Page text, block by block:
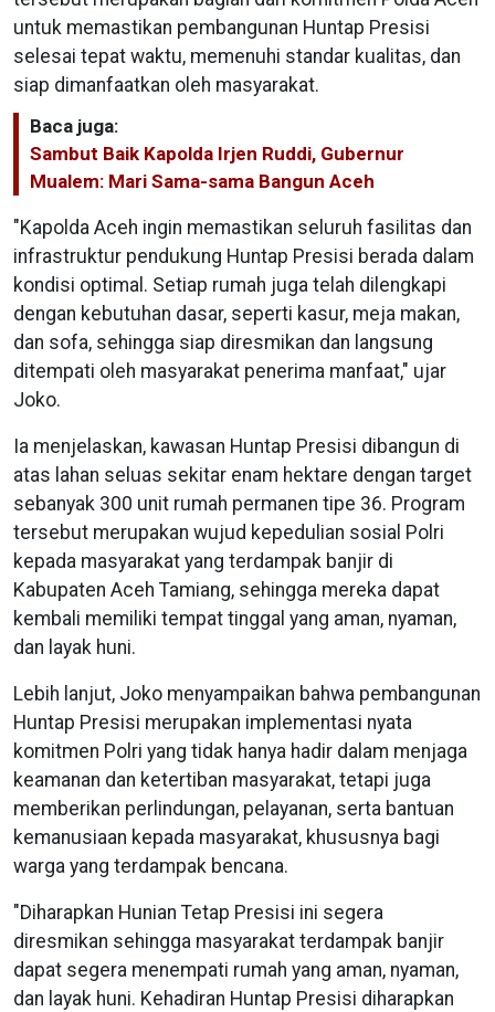
untuk memastikan pembangunan Huntap Presisi
selesai tepat waktu, memenuhi standar kualitas, dan
siap dimanfaatkan oleh masyarakat.
Baca juga:
Sambut Baik Kapolda Irjen Ruddi, Gubernur
Mualem: Mari Sama-sama Bangun Aceh
"Kapolda Aceh ingin memastikan seluruh fasilitas dan
infrastruktur pendukung Huntap Presisi berada dalam
kondisi optimal. Setiap rumah juga telah dilengkapi
dengan kebutuhan dasar, seperti kasur, meja makan,
dan sofa, sehingga siap diresmikan dan langsung
ditempati oleh masyarakat penerima manfaat," ujar
Joko.
Ia menjelaskan, kawasan Huntap Presisi dibangun di
atas lahan seluas sekitar enam hektare dengan target
sebanyak 300 unit rumah permanen tipe 36. Program
tersebut merupakan wujud kepedulian sosial Polri
kepada masyarakat yang terdampak banjir di
Kabupaten Aceh Tamiang, sehingga mereka dapat
kembali memiliki tempat tinggal yang aman, nyaman,
dan layak huni.
Lebih lanjut, Joko menyampaikan bahwa pembangunan
Huntap Presisi merupakan implementasi nyata
komitmen Polri yang tidak hanya hadir dalam menjaga
keamanan dan ketertiban masyarakat, tetapi juga
memberikan perlindungan, pelayanan, serta bantuan
kemanusiaan kepada masyarakat, khususnya bagi
warga yang terdampak bencana.
"Diharapkan Hunian Tetap Presisi ini segera
diresmikan sehingga masyarakat terdampak banjir
dapat segera menempati rumah yang aman, nyaman,
dan layak huni. Kehadiran Huntap Presisi diharapkan